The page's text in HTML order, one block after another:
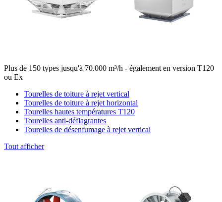
Plus de 150 types jusqu'à 70.000 m³/h - également en version T120
ou Ex
Tourelles de toiture à rejet vertical
Tourelles de toiture à rejet horizontal
Tourelles hautes températures T120
Tourelles anti-déflagrantes
Tourelles de désenfumage à rejet vertical
Tout afficher